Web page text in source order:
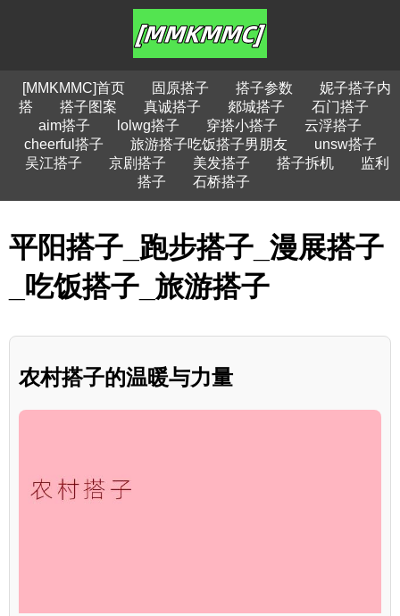
[MMKMMC]首页 固原搭子 搭子参数
妮子搭子内
搭
搭子图案 真诚搭子 郯城搭子
石门搭子
aim搭子
lolwg搭子 穿搭小搭子
云浮搭子
cheerful搭子
旅游搭子吃饭搭子男朋友
unsw搭子
吴江搭子
京剧搭子 美发搭子 搭子拆机
监利
搭子
石桥搭子
平阳搭子_跑步搭子_漫展搭子
_吃饭搭子_旅游搭子
农村搭子的温暖与力量